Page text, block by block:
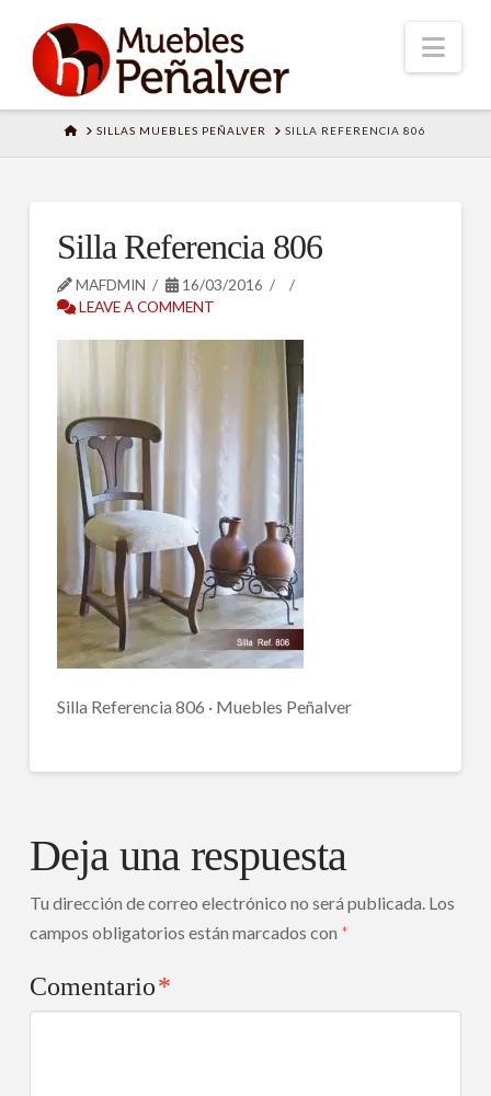
HOMESILLAS MUEBLES PEÑALVER SILLA REFERENCIA 806
Silla Referencia 806
MAFDMIN
16/03/2016
LEAVE A COMMENT
Silla Referencia 806 · Muebles Peñalver
Deja una respuesta
Tu dirección de correo electrónico no será publicada. Los
campos obligatorios están marcados con *
Comentario*